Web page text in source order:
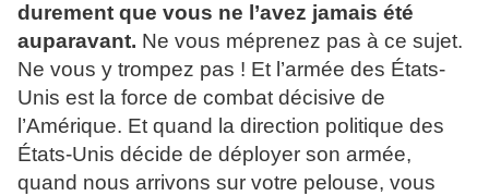
durement que vous ne l’avez jamais été
auparavant. Ne vous méprenez pas à ce sujet.
Ne vous y trompez pas ! Et l’armée des États-
Unis est la force de combat décisive de
l’Amérique. Et quand la direction politique des
États-Unis décide de déployer son armée,
quand nous arrivons sur votre pelouse, vous